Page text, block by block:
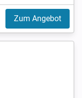
Zum Angebot